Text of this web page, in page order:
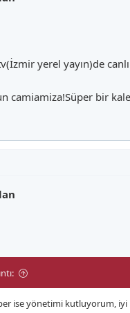
yerel yayın)de
camiamiza!Süper bir
ise yönetimi kutluyorum, iyi